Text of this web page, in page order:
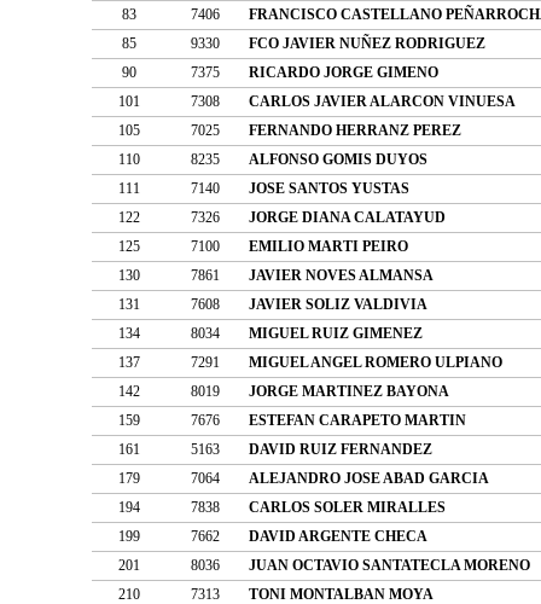
83
7406
FRANCISCO CASTELLANO
85
9330
FCO JAVIER NUÑEZ RODRIGUEZ
90
7375
RICARDO JORGE GIMENO
101
7308
CARLOS JAVIER ALARCON VINUESA
105
7025
FERNANDO HERRANZ PEREZ
110
8235
ALFONSO GOMIS DUYOS
111
7140
JOSE SANTOS YUSTAS
122
7326
JORGE DIANA CALATAYUD
125
7100
EMILIO MARTI PEIRO
130
7861
JAVIER NOVES ALMANSA
131
7608
JAVIER SOLIZ VALDIVIA
134
8034
MIGUEL RUIZ GIMENEZ
137
7291
MIGUEL ANGEL ROMERO ULPIANO
142
8019
JORGE MARTINEZ BAYONA
159
7676
ESTEFAN CARAPETO MARTIN
161
5163
DAVID RUIZ FERNANDEZ
179
7064
ALEJANDRO JOSE ABAD GARCIA
194
7838
CARLOS SOLER MIRALLES
199
7662
DAVID ARGENTE CHECA
201
8036
JUAN OCTAVIO SANTATECLA MORENO
210
7313
TONI MONTALBAN MOYA